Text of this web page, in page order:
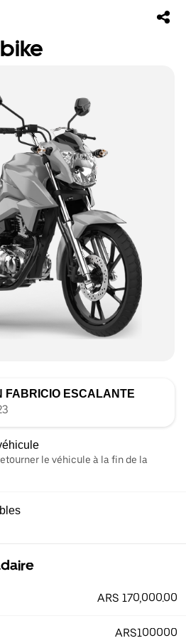
FABRICIO ESCALANTE
le véhicule à la fin de la
ARS 170,000.00
ARS100000